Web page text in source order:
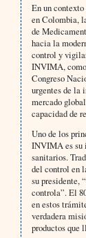
En un
en Colombia,
de
hacia la
control y
INVIMA,
Congreso
urgentes de la
mercado
capacidad de
Uno de los
INVIMA es su
sanitarios.
del control en
su presidente,
controla”. El
en estos
verdadera
productos que